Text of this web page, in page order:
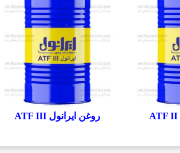
روغن ایرانول ATF III